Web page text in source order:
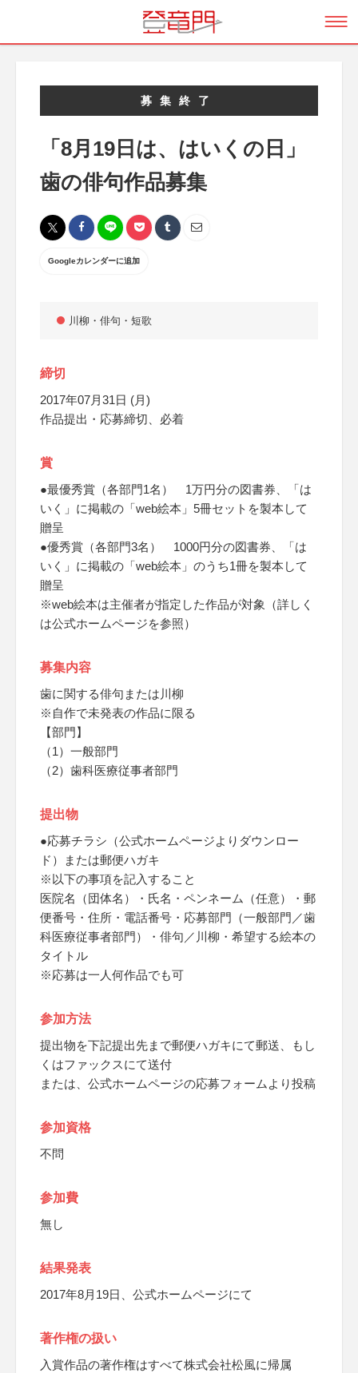
募集終了
「8月19日は、はいくの日」
歯の俳句作品募集
Googleカレンダーに追加
川柳・俳句・短歌
締切
2017年07月31日 (月)
作品提出・応募締切、必着
賞
●最優秀賞（各部門1名） 1万円分の図書券、「は
いく」に掲載の「web絵本」5冊セットを製本して
贈呈
●優秀賞（各部門3名） 1000円分の図書券、「は
いく」に掲載の「web絵本」のうち1冊を製本して
贈呈
※web絵本は主催者が指定した作品が対象（詳しく
は公式ホームページを参照）
募集内容
歯に関する俳句または川柳
※自作で未発表の作品に限る
【部門】
（1）一般部門
（2）歯科医療従事者部門
提出物
●応募チラシ（公式ホームページよりダウンロー
ド）または郵便ハガキ
※以下の事項を記入すること
医院名（団体名）・氏名・ペンネーム（任意）・郵
便番号・住所・電話番号・応募部門（一般部門／歯
科医療従事者部門）・俳句／川柳・希望する絵本の
タイトル
※応募は一人何作品でも可
参加方法
提出物を下記提出先まで郵便ハガキにて郵送、もし
くはファックスにて送付
または、公式ホームページの応募フォームより投稿
参加資格
不問
参加費
無し
結果発表
2017年8月19日、公式ホームページにて
著作権の扱い
入賞作品の著作権はすべて株式会社松風に帰属